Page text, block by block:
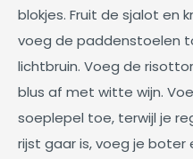
blokjes. Fruit de sjalot en
voeg de paddenstoelen
lichtbruin. Voeg de
blus af met witte wijn.
soeplepel toe, terwijl je
rijst gaar is, voeg je